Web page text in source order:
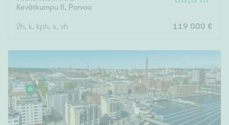
Kevätkumpu II, Porvoo
2h, k, kph, s, vh 119 000 €